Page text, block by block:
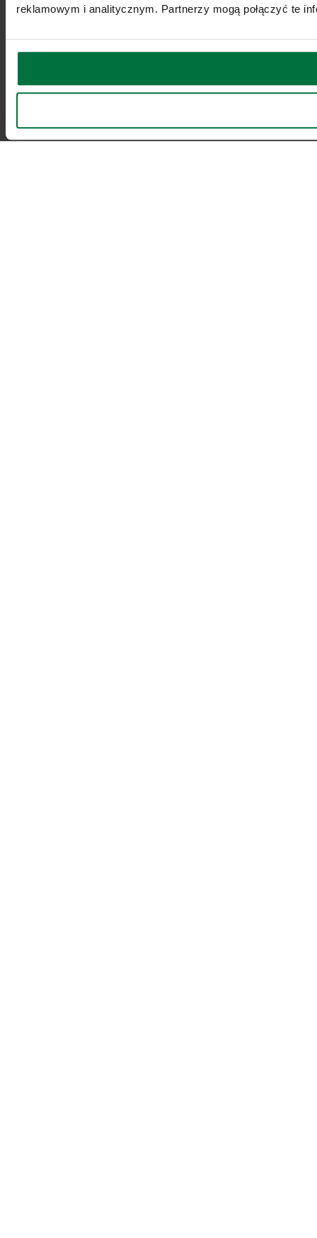
reklamowym i analitycznym. Partnerzy mogą połączyć te